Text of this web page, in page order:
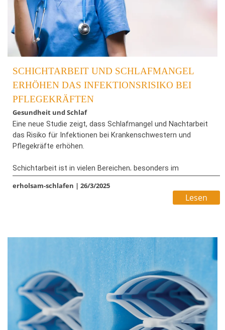
SCHICHTARBEIT UND SCHLAFMANGEL
ERHÖHEN DAS INFEKTIONSRISIKO BEI
PFLEGEKRÄFTEN
Gesundheit und Schlaf
Eine neue Studie zeigt, dass Schlafmangel und Nachtarbeit
das Risiko für Infektionen bei Krankenschwestern und
Pflegekräfte erhöhen.
Schichtarbeit ist in vielen Bereichen, besonders im
Gesundheitswesen, unverzichtbar. Doch immer mehr Studien
belegen, dass unregelmäßige Arbeitszeiten die Gesundheit
erholsam-schlafen | 26/3/2025
Lesen